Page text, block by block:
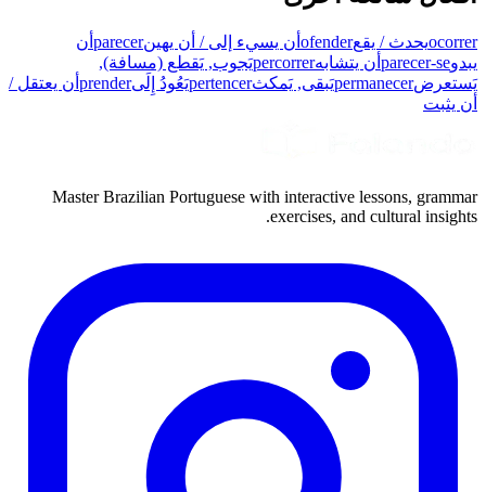
ocorrerيحدث / يقعofender أن يسيء إلى / أن يهينparecer أن
يبدوparecer-se أن يتشابهpercorrerيَجوب, يَقطع (مسافة),
يَستعرضpermanecerيَبقى, يَمكثpertencerيَعُودُ إِلَىprender أن يعتقل /
أن يثبت
Master Brazilian Portuguese with interactive lessons, grammar
exercises, and cultural insights.